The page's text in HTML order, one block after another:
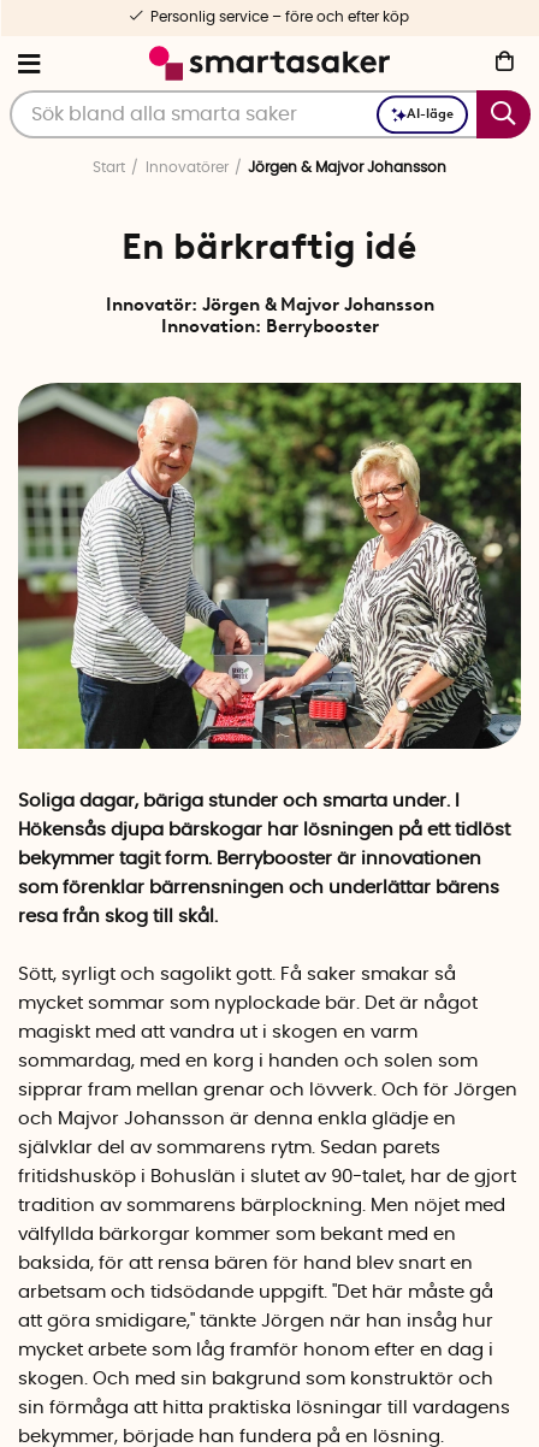
AI-läge
Personlig service – före och efter köp
Start Innovatörer Jörgen & Majvor Johansson
En bärkraftig idé
Innovatör: Jörgen & Majvor Johansson
Innovation: Berrybooster
Soliga dagar, bäriga stunder och smarta under. I
Hökensås djupa bärskogar har lösningen på ett tidlöst
bekymmer tagit form. Berrybooster är innovationen
som förenklar bärrensningen och underlättar bärens
resa från skog till skål.
Sött, syrligt och sagolikt gott. Få saker smakar så
mycket sommar som nyplockade bär. Det är något
magiskt med att vandra ut i skogen en varm
sommardag, med en korg i handen och solen som
sipprar fram mellan grenar och lövverk. Och för Jörgen
och Majvor Johansson är denna enkla glädje en
självklar del av sommarens rytm. Sedan parets
fritidshusköp i Bohuslän i slutet av 90-talet, har de gjort
tradition av sommarens bärplockning. Men nöjet med
välfyllda bärkorgar kommer som bekant med en
baksida, för att rensa bären för hand blev snart en
arbetsam och tidsödande uppgift. "Det här måste gå
att göra smidigare," tänkte Jörgen när han insåg hur
mycket arbete som låg framför honom efter en dag i
skogen. Och med sin bakgrund som konstruktör och
sin förmåga att hitta praktiska lösningar till vardagens
bekymmer, började han fundera på en lösning.